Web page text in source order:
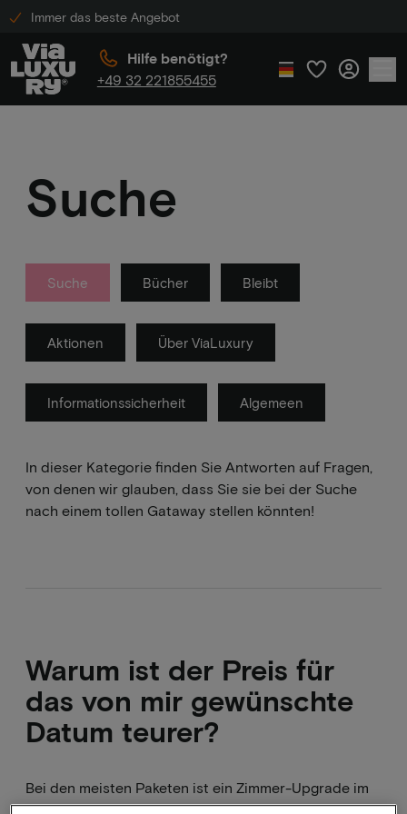
Immer das beste Angebot
Hilfe benötigt?
+49 32 221855455
Suche
Suche Bücher Bleibt
Aktionen Über ViaLuxury
Informationssicherheit Algemeen
In dieser Kategorie finden Sie Antworten auf Fragen,
von denen wir glauben, dass Sie sie bei der Suche
nach einem tollen Gataway stellen könnten!
Warum ist der Preis für
das von mir gewünschte
Datum teurer?
Bei den meisten Paketen ist ein Zimmer-Upgrade im
Preis enthalten. An manchen Tagen kann jedoch ein